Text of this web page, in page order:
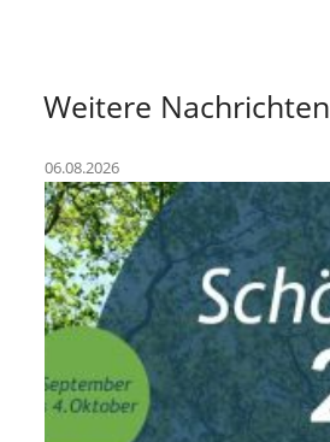
Weitere Nachrichten
06.08.2026